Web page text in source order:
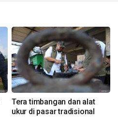
Tera timbangan dan alat
ukur di pasar tradisional